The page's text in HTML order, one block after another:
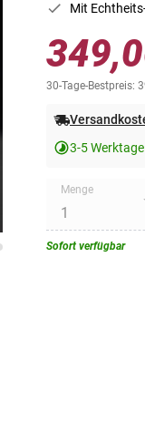
Mit
30-Tage-Bestpreis:
3-5 Werktage
Menge
Sofort verfügbar